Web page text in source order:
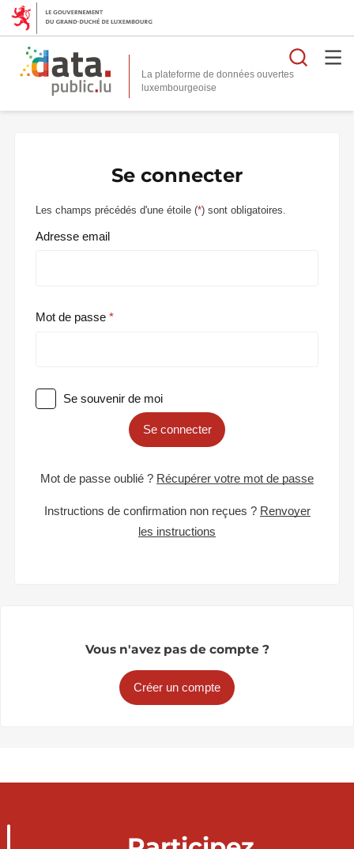
La plateforme de données ouvertes
Se connecter
Les champs précédés d'une étoile (*) sont obligatoires.
Adresse email
Mot de passe
Se souvenir de moi
Se connecter
Mot de passe oublié ? Récupérer votre mot de passe
Instructions de confirmation non reçues ? Renvoyer
les instructions
Vous n'avez pas de compte ?
Créer un compte